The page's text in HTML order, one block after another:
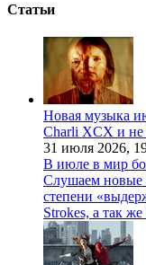
Статьи
Новая музыка
Charli XCX и не
31 июля 2026,
В июле в мир
Слушаем новые
степени
Strokes, а так